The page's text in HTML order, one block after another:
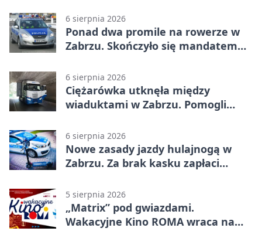
6 sierpnia 2026
Ponad dwa promile na rowerze w
Zabrzu. Skończyło się mandatem
6 sierpnia 2026
Ciężarówka utknęła między
wiaduktami w Zabrzu. Pomogli
6 sierpnia 2026
Nowe zasady jazdy hulajnogą w
Zabrzu. Za brak kasku zapłaci
5 sierpnia 2026
„Matrix” pod gwiazdami.
Wakacyjne Kino ROMA wraca na